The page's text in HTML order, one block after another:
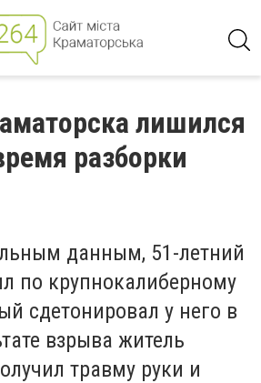
лишился
разборки
данным, 51-летний
по крупнокалиберному
сдетонировал у него в
взрыва житель
травму руки и